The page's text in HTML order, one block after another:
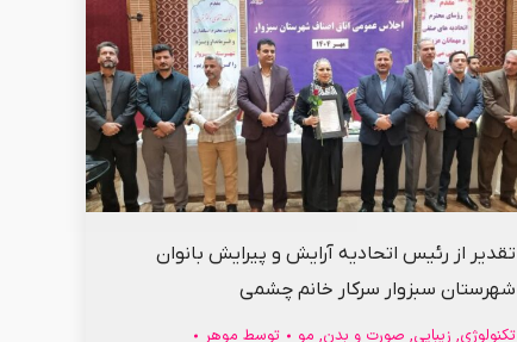
تقدیر از رئیس اتحادیه آرایش و پیرایش بانوان
شهرستان سبزوار سرکار خانم چشمی
تکنولوژی, زیبایی, صورت و بدن, مو توسط موهر